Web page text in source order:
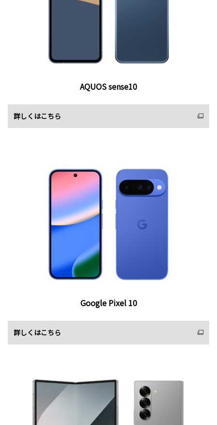
AQUOS sense10
詳しくはこちら
Google Pixel 10
詳しくはこちら